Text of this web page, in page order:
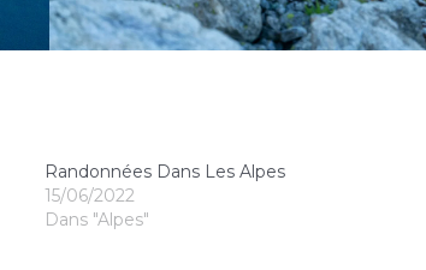
Randonnées Dans Les Alpes
15/06/2022
Dans "Alpes"